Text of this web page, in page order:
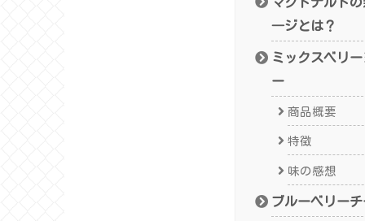
―ジとは？
ミックスベリ
ー
商品概要
特徴
味の感想
ブルーベリー